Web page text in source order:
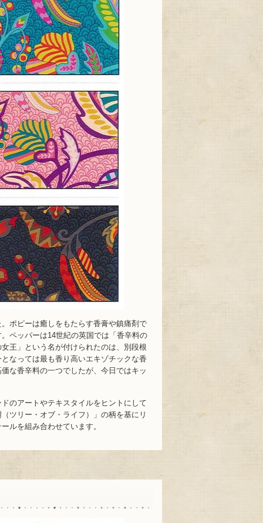
ポピーは癒しをもたらす香膏や鎮痛剤で
ペッパーは14世紀の英国では「香辛料の
王」という名が付けられたのは、別段根
なっては最も香り高いエキゾチックな香
な香辛料の一つでしたが、今日ではキッ
のアートやテキスタイルをヒントにして
ツリー・オブ・ライフ）」の柄を基にリ
ルを組み合わせています。